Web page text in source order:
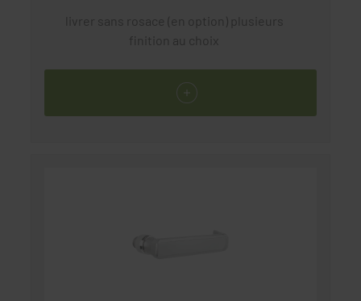
livrer sans rosace (en option) plusieurs
finition au choix